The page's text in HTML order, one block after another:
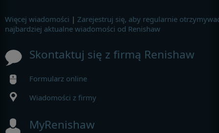
Więcej wiadomości | Zarejestruj się, aby regularnie
najbardziej aktualne wiadomości od Renishaw
Skontaktuj się z firmą Renishaw
Formularz online
Wiadomości z firmy
MyRenishaw